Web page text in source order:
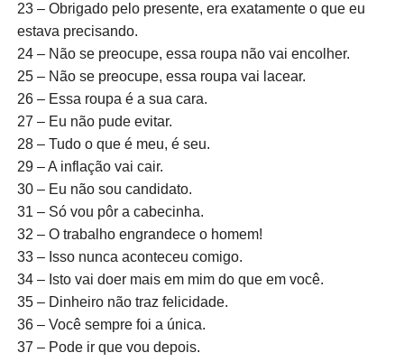
23 – Obrigado pelo presente, era exatamente o que eu
estava precisando.
24 – Não se preocupe, essa roupa não vai encolher.
25 – Não se preocupe, essa roupa vai lacear.
26 – Essa roupa é a sua cara.
27 – Eu não pude evitar.
28 – Tudo o que é meu, é seu.
29 – A inflação vai cair.
30 – Eu não sou candidato.
31 – Só vou pôr a cabecinha.
32 – O trabalho engrandece o homem!
33 – Isso nunca aconteceu comigo.
34 – Isto vai doer mais em mim do que em você.
35 – Dinheiro não traz felicidade.
36 – Você sempre foi a única.
37 – Pode ir que vou depois.